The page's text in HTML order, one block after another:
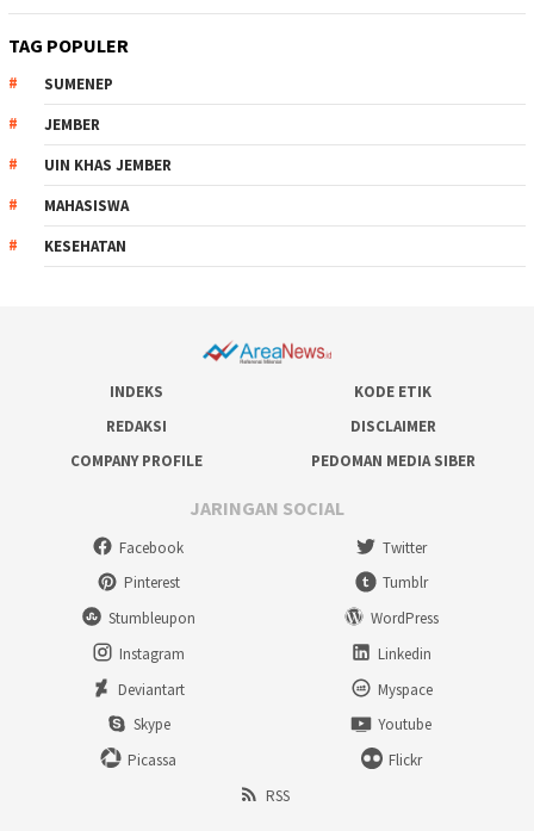
TAG POPULER
SUMENEP
JEMBER
UIN KHAS JEMBER
MAHASISWA
KESEHATAN
INDEKS
KODE ETIK
REDAKSI
DISCLAIMER
COMPANY PROFILE
PEDOMAN MEDIA SIBER
JARINGAN SOCIAL
Facebook
Twitter
Pinterest
Tumblr
Stumbleupon
WordPress
Instagram
Linkedin
Deviantart
Myspace
Skype
Youtube
Picassa
Flickr
RSS